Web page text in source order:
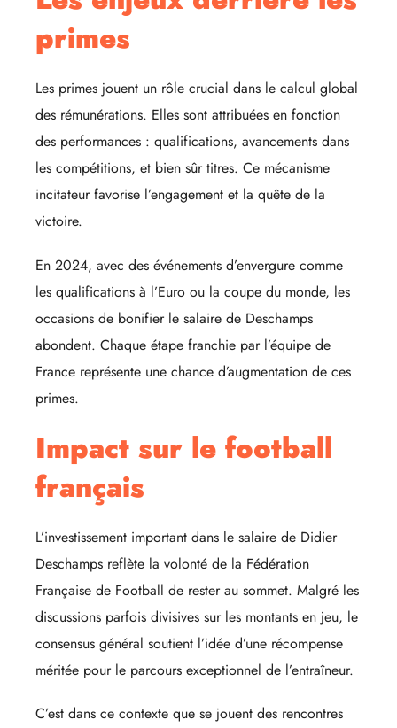
primes
Les primes jouent un rôle crucial dans le calcul global
des rémunérations. Elles sont attribuées en fonction
des performances : qualifications, avancements dans
les compétitions, et bien sûr titres. Ce mécanisme
incitateur favorise l’engagement et la quête de la
victoire.
En 2024, avec des événements d’envergure comme
les qualifications à l’Euro ou la coupe du monde, les
occasions de bonifier le salaire de Deschamps
abondent. Chaque étape franchie par l’équipe de
France représente une chance d’augmentation de ces
primes.
Impact sur le football
français
L’investissement important dans le salaire de Didier
Deschamps reflète la volonté de la Fédération
Française de Football de rester au sommet. Malgré les
discussions parfois divisives sur les montants en jeu, le
consensus général soutient l’idée d’une récompense
méritée pour le parcours exceptionnel de l’entraîneur.
C’est dans ce contexte que se jouent des rencontres